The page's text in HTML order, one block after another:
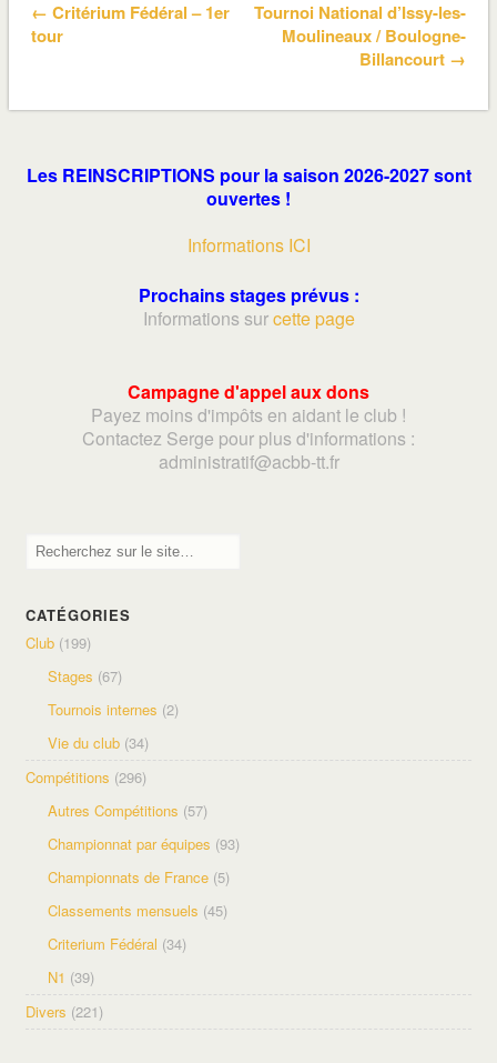
← Critérium Fédéral – 1er
tour
Tournoi National d’Issy-les-
Moulineaux / Boulogne-
Billancourt →
Les REINSCRIPTIONS pour la saison 2026-2027 sont
ouvertes !
Informations ICI
Prochains stages prévus :
Informations surcette page
Campagne d'appel aux dons
Payez moins d'impôts en aidant le club !
Contactez Serge pour plus d'informations :
administratif@acbb-tt.fr
CATÉGORIES
Club (199)
Stages (67)
Tournois internes (2)
Vie du club (34)
Compétitions (296)
Autres Compétitions (57)
Championnat par équipes (93)
Championnats de France (5)
Classements mensuels (45)
Criterium Fédéral (34)
N1 (39)
Divers (221)